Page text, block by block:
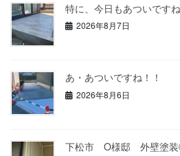
特に、今日もあついですね
2026年8月7日
あ・あついですね！！
2026年8月6日
下松市 O様邸 外壁塗